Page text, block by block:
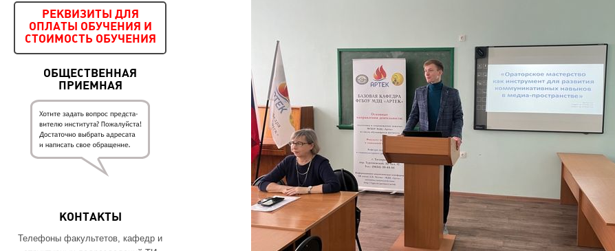
РЕКВИЗИТЫ ДЛЯ
ОПЛАТЫ ОБУЧЕНИЯ И
СТОИМОСТЬ ОБУЧЕНИЯ
ОБЩЕСТВЕННАЯ
ПРИЕМНАЯ
КОНТАКТЫ
Телефоны факультетов, кафедр и